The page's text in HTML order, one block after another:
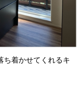
ち着かせてくれるキ